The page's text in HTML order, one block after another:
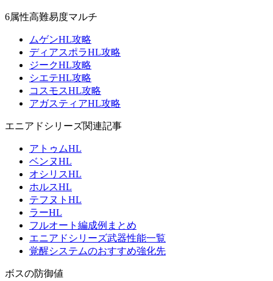
6属性高難易度マルチ
ムゲンHL攻略
ディアスポラHL攻略
ジークHL攻略
シエテHL攻略
コスモスHL攻略
アガスティアHL攻略
エニアドシリーズ関連記事
アトゥムHL
ベンヌHL
オシリスHL
ホルスHL
テフヌトHL
ラーHL
フルオート編成例まとめ
エニアドシリーズ武器性能一覧
覚醒システムのおすすめ強化先
ボスの防御値